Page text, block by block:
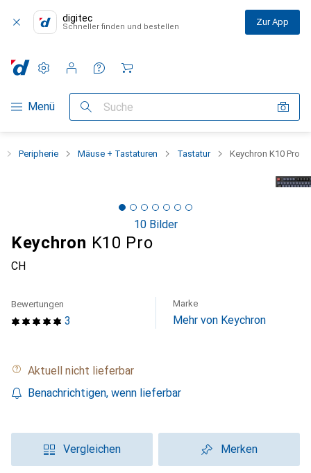
digitec
Schneller finden und bestellen Zur App
Navigation nach Kategorien
Menü Suche
Einstellungen
Kundenkonto
Vergleichslisten
Merklisten
Warenkorb
Peripherie Mäuse + Tastaturen Tastatur Keychron K10 Pro
10 Bilder
Keychron K10 Pro
CH
3
Bewertungen Marke
Mehr von Keychron
Aktuell nicht lieferbar
Benachrichtigen, wenn lieferbar
Vergleichen Merken